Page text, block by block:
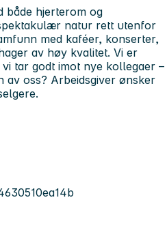
både hjerterom og
natur rett utenfor
med kaféer, konserter,
av høy kvalitet. Vi er
tar godt imot nye kollegaer –
av oss? Arbeidsgiver ønsker